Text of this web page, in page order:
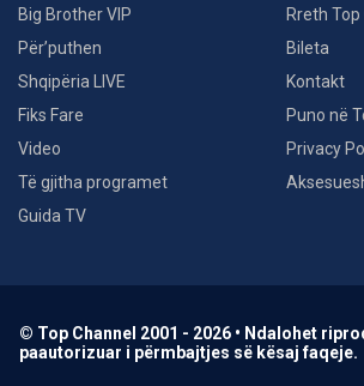
Big Brother VIP
Për’puthen
Shqipëria LIVE
Fiks Fare
Video
Të gjitha programet
Guida TV
Rreth Top
Bileta
Kontakt
Puno në
Privacy
© Top Channel 2001 - 2026 • Ndalohet
paautorizuar i përmbajtjes së kësaj faqeje.